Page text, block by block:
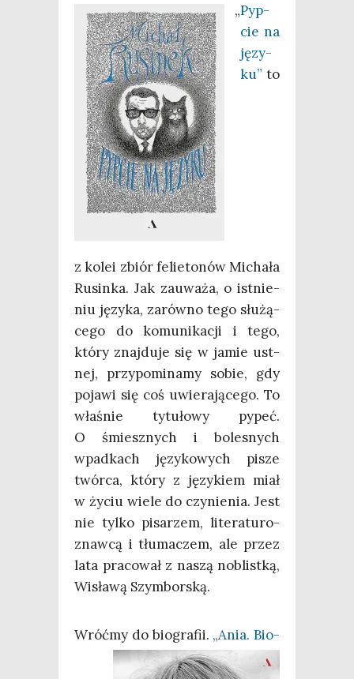
„Pyp­
cie na
języ­
ku” to
z kolei zbiór felie­to­nów Micha­ła
Rusin­ka. Jak zauwa­ża, o ist­nie­
niu języ­ka, zarów­no tego słu­żą­
ce­go do komu­ni­ka­cji i tego,
któ­ry znaj­du­je się w jamie ust­
nej, przy­po­mi­na­my sobie, gdy
poja­wi się coś uwie­ra­ją­ce­go. To
wła­śnie tytu­ło­wy pypeć.
O śmiesz­nych i bole­snych
wpad­kach języ­ko­wych pisze
twór­ca, któ­ry z języ­kiem miał
w życiu wie­le do czy­nie­nia. Jest
nie tyl­ko pisa­rzem, lite­ra­tu­ro­
znaw­cą i tłu­ma­czem, ale przez
lata pra­co­wał z naszą noblist­ką,
Wisła­wą Szymborską.
Wróćmy do bio­gra­fii. „Ania. Bio­